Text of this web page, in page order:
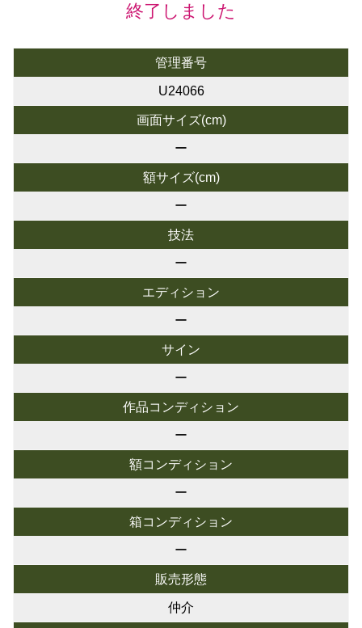
終了しました
管理番号
U24066
画面サイズ(cm)
ー
額サイズ(cm)
ー
技法
ー
エディション
ー
サイン
ー
作品コンディション
ー
額コンディション
ー
箱コンディション
ー
販売形態
仲介